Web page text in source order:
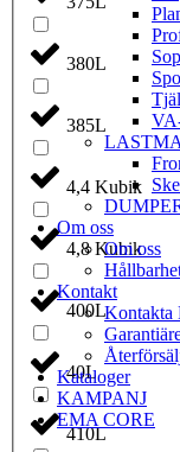
380L
385L
4,4 Kubik
4,8 Kubik
400L
40L
410L
Om oss
Om oss
Kontakt
Kontakta
Kataloger
KAMPANJ
EMA CORE